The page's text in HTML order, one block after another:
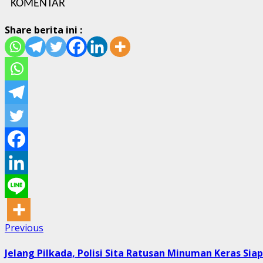
KOMENTAR
Share berita ini :
Post
navigation
Previous
Jelang Pilkada, Polisi Sita Ratusan Minuman Keras